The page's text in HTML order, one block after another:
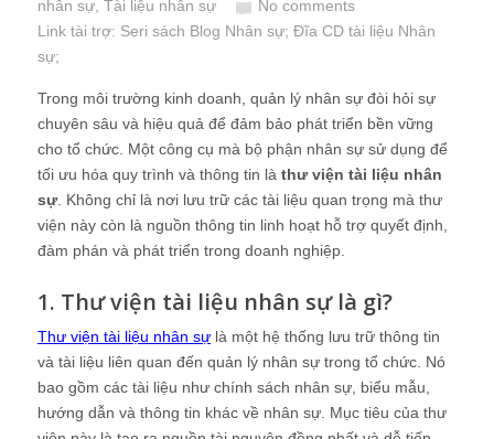
nhân sự Tài liệu nhân sự
No comments
Link tài trợ: Seri sách Blog Nhân sự; Đĩa CD tài liệu Nhân
sự;
Trong môi trường kinh doanh, quản lý nhân sự đòi hỏi sự
chuyên sâu và hiệu quả để đảm bảo phát triển bền vững
cho tổ chức. Một công cụ mà bộ phận nhân sự sử dụng để
tối ưu hóa quy trình và thông tin là thư viện tài liệu nhân
sự. Không chỉ là nơi lưu trữ các tài liệu quan trọng mà thư
viện này còn là nguồn thông tin linh hoạt hỗ trợ quyết định,
đàm phán và phát triển trong doanh nghiệp.
1. Thư viện tài liệu nhân sự là gì?
Thư viện tài liệu nhân sự là một hệ thống lưu trữ thông tin
và tài liệu liên quan đến quản lý nhân sự trong tổ chức. Nó
bao gồm các tài liệu như chính sách nhân sự, biểu mẫu,
hướng dẫn và thông tin khác về nhân sự. Mục tiêu của thư